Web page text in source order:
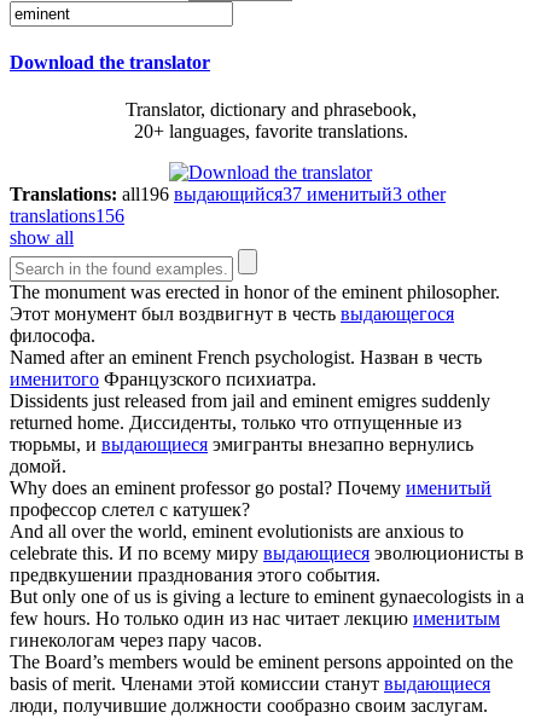
Download the translator
Translator, dictionary and phrasebook,
20+ languages, favorite translations.
Translations: all196 выдающийся37 именитый3 other
translations156
show all
The monument was erected in honor of the eminentphilosopher.
Этот монумент был воздвигнут в честь выдающегося
философа.
Named after an eminentFrench psychologist. Назван в честь
именитого Французского психиатра.
Dissidents just released from jail and eminentemigres suddenly
returned home. Диссиденты, только что отпущенные из
тюрьмы, и выдающиеся эмигранты внезапно вернулись
домой.
Why does an eminentprofessor go postal? Почему именитый
профессор слетел с катушек?
And all over the world, eminentevolutionists are anxious to
celebrate this. И по всему миру выдающиеся эволюционисты в
предвкушении празднования этого события.
But only one of us is giving a lecture to eminentgynaecologists in a
few hours. Но только один из нас читает лекцию именитым
гинекологам через пару часов.
The Board’s members would be eminentpersons appointed on the
basis of merit. Членами этой комиссии станут выдающиеся
люди, получившие должности сообразно своим заслугам.